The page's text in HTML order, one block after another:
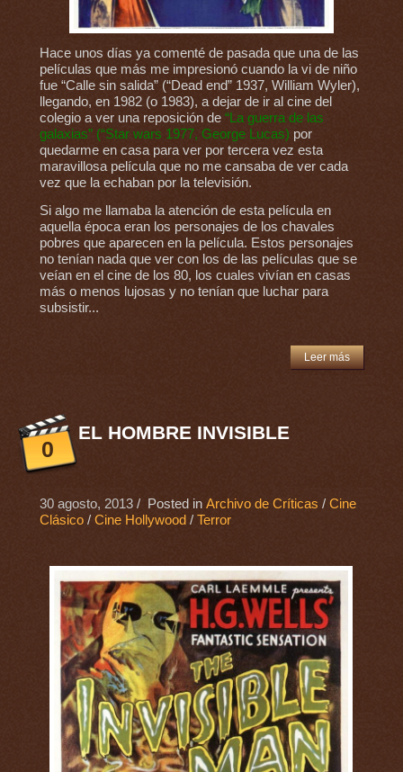
Hace unos días ya comenté de pasada que una de las
películas que más me impresionó cuando la vi de niño
fue “Calle sin salida” (“Dead end” 1937, William Wyler),
llegando, en 1982 (o 1983), a dejar de ir al cine del
colegio a ver una reposición de “La guerra de las
galaxias” (“Star wars 1977, George Lucas) por
quedarme en casa para ver por tercera vez esta
maravillosa película que no me cansaba de ver cada
vez que la echaban por la televisión.
Si algo me llamaba la atención de esta película en
aquella época eran los personajes de los chavales
pobres que aparecen en la película. Estos personajes
no tenían nada que ver con los de las películas que se
veían en el cine de los 80, los cuales vivían en casas
más o menos lujosas y no tenían que luchar para
subsistir...
Leer más
0
EL HOMBRE INVISIBLE
30 agosto, 2013/ Posted in Archivo de Críticas / Cine
Clásico/ Cine Hollywood / Terror